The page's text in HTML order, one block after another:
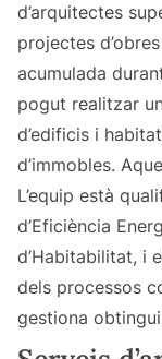
d’arquitectes
projectes
acumulada
pogut realitzar
d’edificis i
d’immobles.
L’equip està
d’Eficiència
d’Habitabilitat, i
dels processos
gestiona